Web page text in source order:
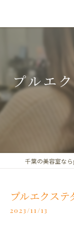
プルエ
プルエクス
2023/11/13